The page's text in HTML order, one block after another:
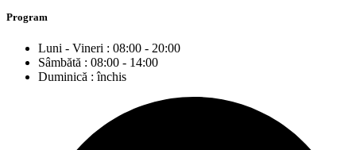
Program
Luni - Vineri : 08:00 - 20:00
Sâmbătă : 08:00 - 14:00
Duminică : închis